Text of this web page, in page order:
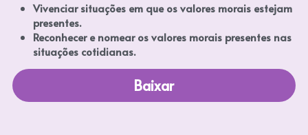
Vivenciar situações em que os valores morais estejam
presentes.
Reconhecer e nomear os valores morais presentes nas
situações cotidianas.
Baixar